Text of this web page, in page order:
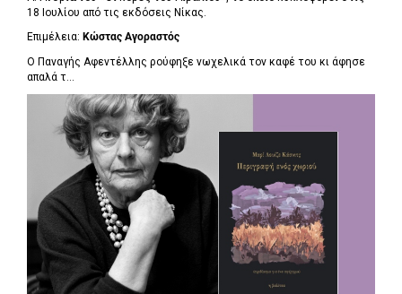
18 Ιουλίου από τις εκδόσεις Νίκας.
Επιμέλεια: Κώστας Αγοραστός
Ο Παναγής Αφεντέλλης ρούφηξε νωχελικά τον καφέ του κι άφησε
απαλά τ...